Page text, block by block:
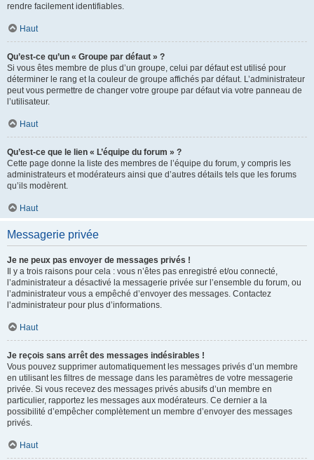
rendre facilement identifiables.
Haut
Qu’est-ce qu’un « Groupe par défaut » ?
Si vous êtes membre de plus d’un groupe, celui par défaut est utilisé pour
déterminer le rang et la couleur de groupe affichés par défaut. L’administrateur
peut vous permettre de changer votre groupe par défaut via votre panneau de
l’utilisateur.
Haut
Qu’est-ce que le lien « L’équipe du forum » ?
Cette page donne la liste des membres de l’équipe du forum, y compris les
administrateurs et modérateurs ainsi que d’autres détails tels que les forums
qu’ils modèrent.
Haut
Messagerie privée
Je ne peux pas envoyer de messages privés !
Il y a trois raisons pour cela : vous n’êtes pas enregistré et/ou connecté,
l’administrateur a désactivé la messagerie privée sur l’ensemble du forum, ou
l’administrateur vous a empêché d’envoyer des messages. Contactez
l’administrateur pour plus d’informations.
Haut
Je reçois sans arrêt des messages indésirables !
Vous pouvez supprimer automatiquement les messages privés d’un membre
en utilisant les filtres de message dans les paramètres de votre messagerie
privée. Si vous recevez des messages privés abusifs d’un membre en
particulier, rapportez les messages aux modérateurs. Ce dernier a la
possibilité d’empêcher complètement un membre d’envoyer des messages
privés.
Haut